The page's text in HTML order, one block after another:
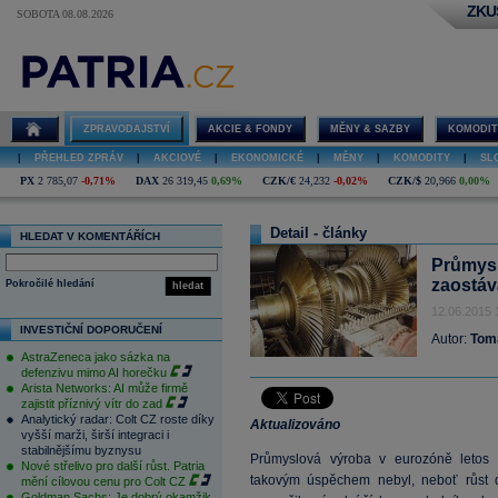
SOBOTA 08.08.2026
ZPRAVODAJSTVÍ AKCIE & FONDY MĚNY & SAZBY
PŘEHLED ZPRÁV AKCIOVÉ EKONOMICKÉ MĚNY KOMODITY
PX 2 785,07 -0,71% DAX 26 319,45 0,69% CZK/€ 24,232 -0,02% CZK/$ 20,966 0,00%
HLEDAT V KOMENTÁŘÍCH
hledat
Pokročilé hledání
INVESTIČNÍ DOPORUČENÍ
AstraZeneca jako sázka na
defenzivu mimo AI horečku
Arista Networks: AI může firmě
zajistit příznivý vítr do zad
Analytický radar: Colt CZ roste díky
vyšší marži, širší integraci i
stabilnějšímu byznysu
Nové střelivo pro další růst. Patria
mění cílovou cenu pro Colt CZ
Detail - články
12.06.2015
Autor:
Aktualizováno
Průmyslová výroba v eurozóně
takovým úspěchem nebyl, neboť